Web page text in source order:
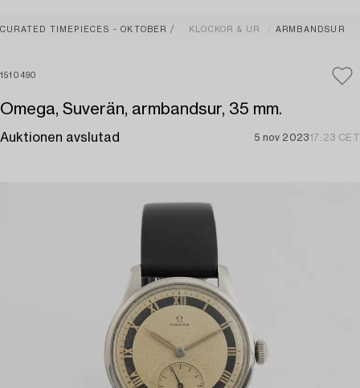
CURATED TIMEPIECES - OKTOBER KLOCKOR & UR ARMBANDSUR
1510490
Omega, Suverän, armbandsur, 35 mm.
Auktionen avslutad 5 nov 202317:23 CET